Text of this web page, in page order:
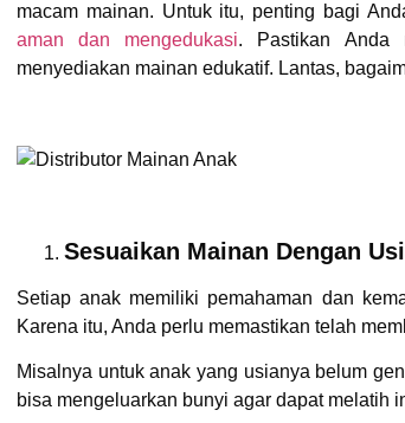
macam mainan. Untuk itu, penting bagi
aman dan mengedukasi. Pastikan Anda
menyediakan mainan edukatif. Lantas,
Sesuaikan Mainan Dengan
Setiap anak memiliki pemahaman dan
Karena itu, Anda perlu memastikan telah
Misalnya untuk anak yang usianya belum
bisa mengeluarkan bunyi agar dapat melatih